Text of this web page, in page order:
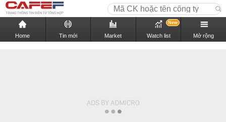
Home Tin mới Market Watch list
New
Mở rộng